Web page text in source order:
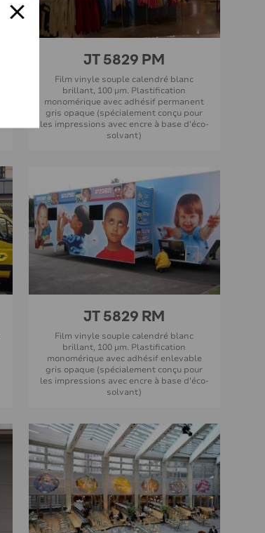
JT 5829 PM
Film vinyle souple calendré blanc
brillant, 100 µm. Plastification
monomérique avec adhésif permanent
gris opaque (spécialement conçu pour
les impressions avec encre à base d'éco-
solvant)
JT 5829 RM
Film vinyle souple calendré blanc
brillant, 100 µm. Plastification
monomérique avec adhésif enlevable
gris opaque (spécialement conçu pour
les impressions avec encre à base d'éco-
solvant)